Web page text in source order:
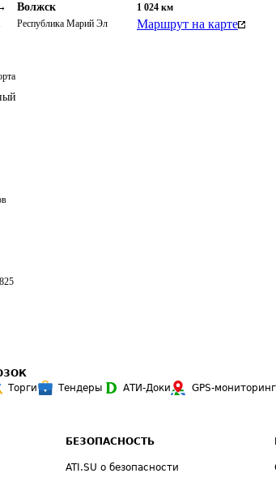
Волжск
Республика Марий Эл
1 024 км
Маршрут на карте
Торги Тендеры АТИ-Доки GPS-мониторинг
БЕЗОПАСНОСТЬ
ATI.SU о безопасности